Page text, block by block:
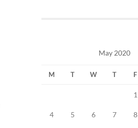
May 2020
M T W T F
1
4 5 6 7 8